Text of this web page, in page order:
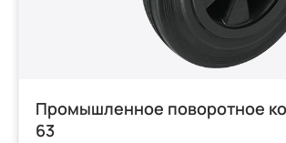
Промышленное поворотное
63